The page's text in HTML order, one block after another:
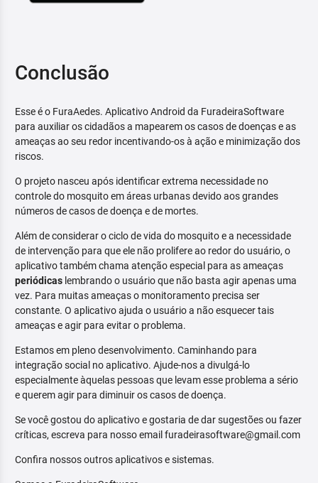
Conclusão
Esse é o FuraAedes. Aplicativo Android da FuradeiraSoftware
para auxiliar os cidadãos a mapearem os casos de doenças e as
ameaças ao seu redor incentivando-os à ação e minimização dos
riscos.
O projeto nasceu após identificar extrema necessidade no
controle do mosquito em áreas urbanas devido aos grandes
números de casos de doença e de mortes.
Além de considerar o ciclo de vida do mosquito e a necessidade
de intervenção para que ele não prolifere ao redor do usuário, o
aplicativo também chama atenção especial para as ameaças
periódicas lembrando o usuário que não basta agir apenas uma
vez. Para muitas ameaças o monitoramento precisa ser
constante. O aplicativo ajuda o usuário a não esquecer tais
ameaças e agir para evitar o problema.
Estamos em pleno desenvolvimento. Caminhando para
integração social no aplicativo. Ajude-nos a divulgá-lo
especialmente àquelas pessoas que levam esse problema a sério
e querem agir para diminuir os casos de doença.
Se você gostou do aplicativo e gostaria de dar sugestões ou fazer
críticas, escreva para nosso email furadeirasoftware@gmail.com
Confira nossos outros aplicativos e sistemas.